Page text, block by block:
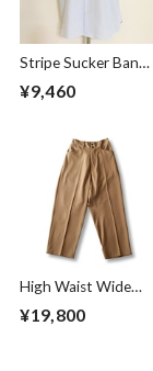
Stripe Sucker Band
Collar S/S Shirts
White
¥9,460
High Waist Wide
Work Trousers
Beige
¥19,800